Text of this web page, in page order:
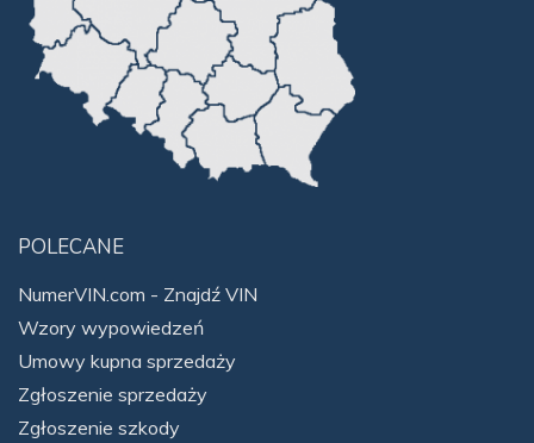
POLECANE
NumerVIN.com - Znajdź VIN
Wzory wypowiedzeń
Umowy kupna sprzedaży
Zgłoszenie sprzedaży
Zgłoszenie szkody